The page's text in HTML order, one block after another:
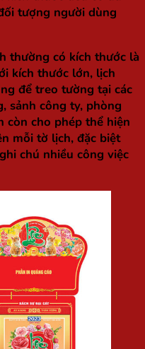
tượng người dùng
thường có kích thước là
kích thước lớn, lịch
để treo tường tại các
sảnh công ty, phòng
còn cho phép thể hiện
mỗi tờ lịch, đặc biệt
chú nhiều công việc